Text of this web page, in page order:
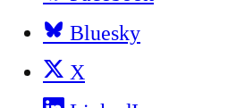
Bluesky
X